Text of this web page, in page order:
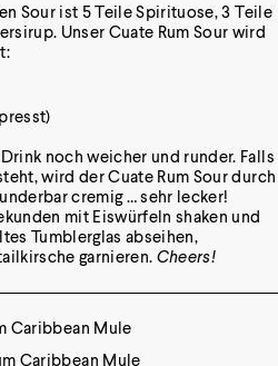
Sour ist 5 Teile Spirituose, 3 Teile
Unser Cuate Rum Sour wird
noch weicher und runder. Falls
wird der Cuate Rum Sour durch
cremig … sehr lecker!
mit Eiswürfeln shaken und
Tumblerglas abseihen,
garnieren. Cheers!
Caribbean Mule